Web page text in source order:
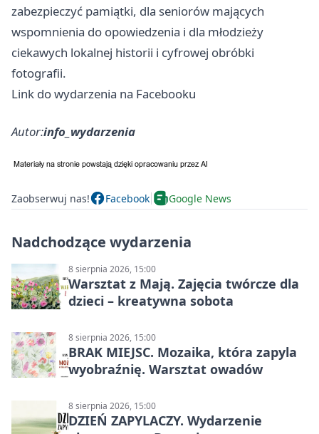
zabezpieczyć pamiątki, dla seniorów mających
wspomnienia do opowiedzenia i dla młodzieży
ciekawych lokalnej historii i cyfrowej obróbki
fotografii.
Link do wydarzenia na Facebooku
Autor:info_wydarzenia
Zaobserwuj nas! Facebook Google News
Nadchodzące wydarzenia
8 sierpnia 2026, 15:00
Warsztat z Mają. Zajęcia twórcze dla
dzieci – kreatywna sobota
8 sierpnia 2026, 15:00
BRAK MIEJSC. Mozaika, która zapyla
wyobraźnię. Warsztat owadów
8 sierpnia 2026, 15:00
DZIEŃ ZAPYLACZY. Wydarzenie